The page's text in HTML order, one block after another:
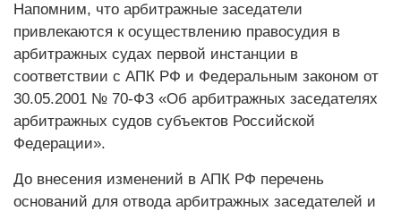
Напомним, что арбитражные заседатели
привлекаются к осуществлению правосудия в
арбитражных судах первой инстанции в
соответствии с АПК РФ и Федеральным законом от
30.05.2001 № 70-ФЗ «Об арбитражных заседателях
арбитражных судов субъектов Российской
Федерации».
До внесения изменений в АПК РФ перечень
оснований для отвода арбитражных заседателей и